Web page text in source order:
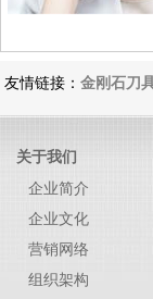
友情链接： 金刚石刀
关于我们
企业简介
企业文化
营销网络
组织架构